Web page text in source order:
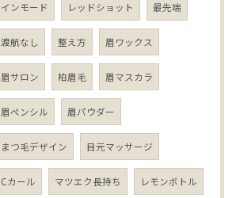
インモード レッドショット 最先端
渡航なし 整え方 眉ワックス
眉サロン 柏眉毛 眉マスカラ
眉ペンシル 眉パウダー
まつ毛デザイン 目元マッサージ
Cカール マツエク長持ち レモンボトル